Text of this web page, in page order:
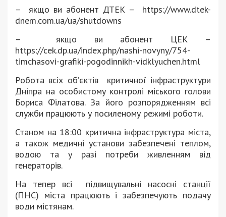
– якщо ви абонент ДТЕК – https://www.dtek-
dnem.com.ua/ua/shutdowns
– якщо ви абонент ЦЕК –
https://cek.dp.ua/index.php/nashi-novyny/754-
timchasovi-grafiki-pogodinnikh-vidklyuchen.html
Робота всіх об’єктів критичної інфраструктури
Дніпра на особистому контролі міського голови
Бориса Філатова. За його розпорядженням всі
служби працюють у посиленому режимі роботи.
Станом на 18:00 критична інфраструктура міста,
а також медичні установи забезпечені теплом,
водою та у разі потреби живленням від
генераторів.
На тепер всі підвищувальні насосні станції
(ПНС) міста працюють і забезпечують подачу
води містянам.